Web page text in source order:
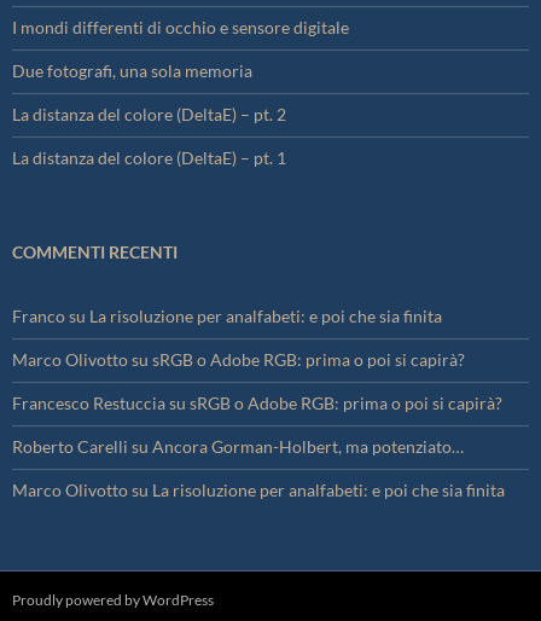
I mondi differenti di occhio e sensore digitale
Due fotografi, una sola memoria
La distanza del colore (DeltaE) – pt. 2
La distanza del colore (DeltaE) – pt. 1
COMMENTI RECENTI
Francosu La risoluzione per analfabeti: e poi che sia finita
Marco Olivottosu sRGB o Adobe RGB: prima o poi si capirà?
Francesco Restucciasu sRGB o Adobe RGB: prima o poi si capirà?
Roberto Carelli su Ancora Gorman-Holbert, ma potenziato…
Marco Olivottosu La risoluzione per analfabeti: e poi che sia finita
Proudly powered by WordPress